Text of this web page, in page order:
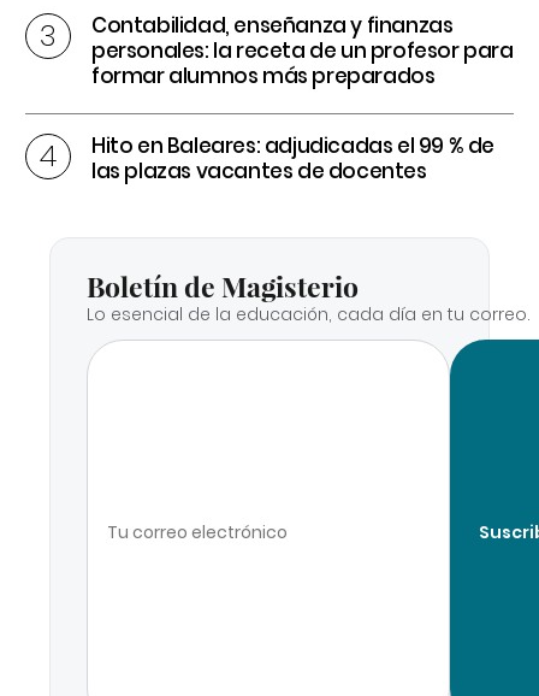
Contabilidad, enseñanza y finanzas
personales: la receta de un profesor para
formar alumnos más preparados
Hito en Baleares: adjudicadas el 99 % de
las plazas vacantes de docentes
Boletín de Magisterio
Lo esencial de la educación, cada día en tu correo.